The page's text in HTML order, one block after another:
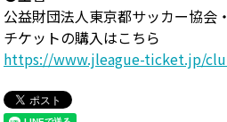
公益財団法人東京都サッカー協会
チケットの購入はこちら
https://www.jleague-ticket.jp/